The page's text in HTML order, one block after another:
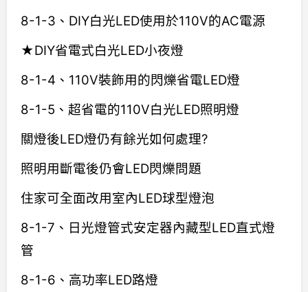
8-1-3、DIY白光LED使用於110V的AC電源
★DIY省電式白光LED小夜燈
8-1-4、110V裝飾用的閃爍省電LED燈
8-1-5、超省電的110V白光LED照明燈
關燈後LED燈仍有餘光如何處理?
照明用斷電後仍會LED閃爍問題
住家可全面改用室內LED球型燈泡
8-1-7、日光燈管式安定器內藏型LED直式燈
管
8-1-6、高功率LED路燈